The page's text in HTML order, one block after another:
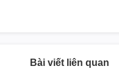
Bài viết liên quan